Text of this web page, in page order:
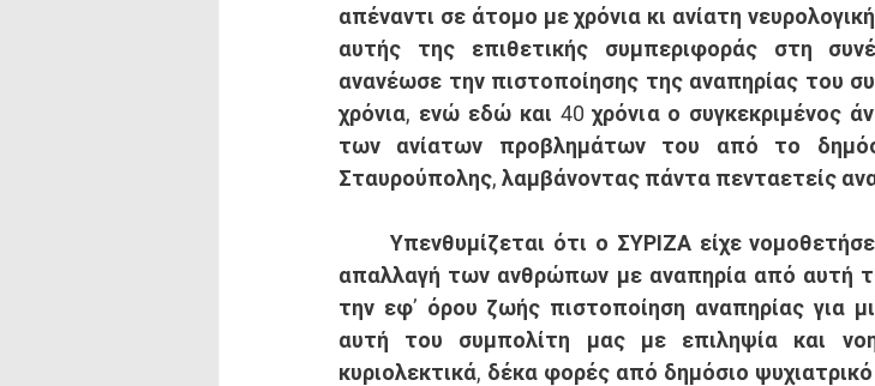
απέναντι σε άτομο με χρόνια κι ανίατη
αυτής της επιθετικής συμπεριφοράς στη
ανανέωσε την πιστοποίησης της αναπηρίας του
χρόνια, ενώ εδώ και 40 χρόνια ο συγκεκριμένος
των ανίατων προβλημάτων του από το
Σταυρούπολης, λαμβάνοντας πάντα πενταετείς
απαλλαγή των ανθρώπων με αναπηρία από αυτή
την εφ’ όρου ζωής πιστοποίηση αναπηρίας για
αυτή του συμπολίτη μας με επιληψία και
κυριολεκτικά, δέκα φορές από δημόσιο